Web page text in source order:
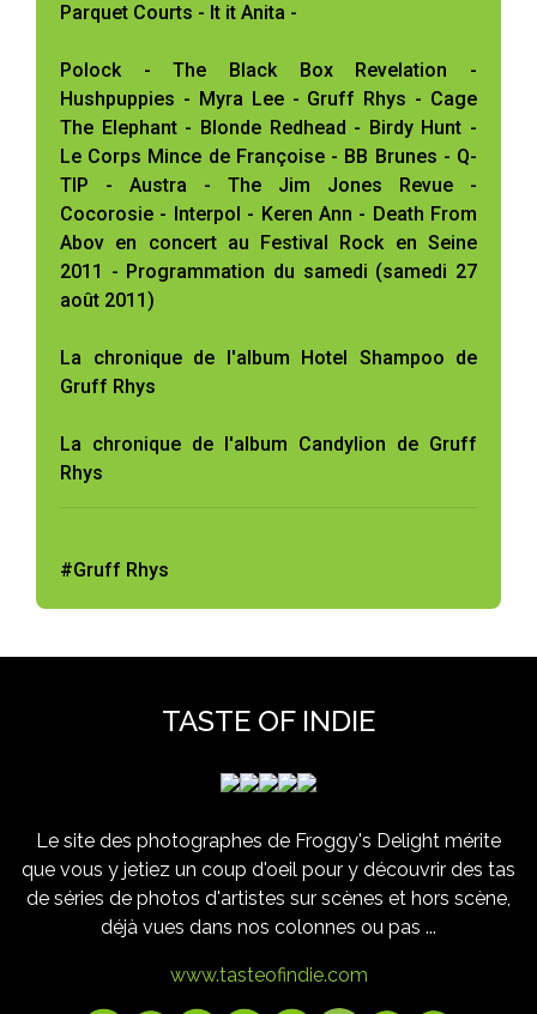
Parquet Courts - It it Anita -
Polock - The Black Box Revelation -
Hushpuppies - Myra Lee - Gruff Rhys - Cage
The Elephant - Blonde Redhead - Birdy Hunt -
Le Corps Mince de Françoise - BB Brunes - Q-
TIP - Austra - The Jim Jones Revue -
Cocorosie - Interpol - Keren Ann - Death From
Abov en concert au Festival Rock en Seine
2011 - Programmation du samedi (samedi 27
août 2011)
La chronique de l'album Hotel Shampoo de
Gruff Rhys
La chronique de l'album Candylion de Gruff
Rhys
#Gruff Rhys
TASTE OF INDIE
Le site des photographes de Froggy's Delight mérite
que vous y jetiez un coup d'oeil pour y découvrir des tas
de séries de photos d'artistes sur scènes et hors scène,
déjà vues dans nos colonnes ou pas ...
www.tasteofindie.com